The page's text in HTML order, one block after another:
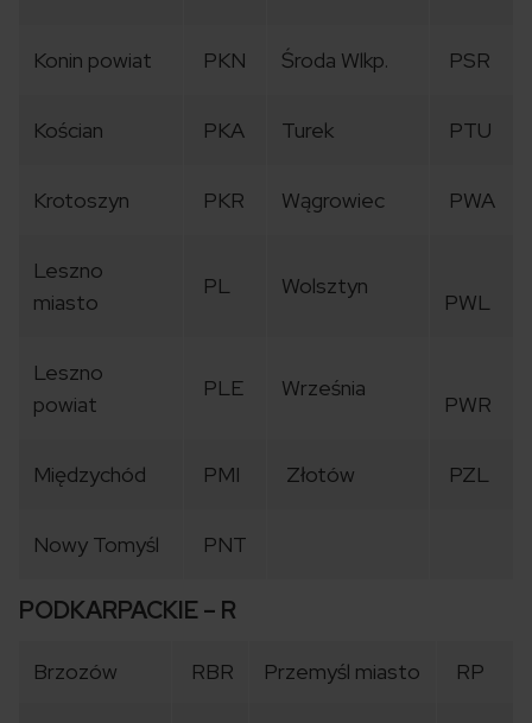
Konin powiat PKN Środa Wlkp. PSR
Kościan PKA Turek PTU
Krotoszyn PKR Wągrowiec PWA
Leszno
miasto
PL Wolsztyn
PWL
Leszno
powiat
PLE Września
PWR
Międzychód PMI Złotów PZL
Nowy Tomyśl PNT
PODKARPACKIE – R
Brzozów RBR Przemyśl miasto RP